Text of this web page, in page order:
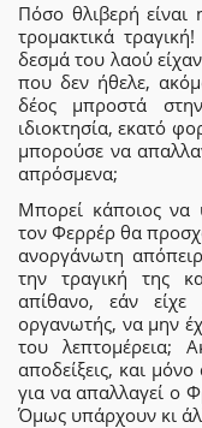
Πόσο θλιβερή
τρομακτικά
δεσμά του λαού
που δεν ήθελε,
δέος μπροστά
ιδιοκτησία, εκατό
μπορούσε να
απρόσμενα;
Μπορεί κάποιος να
τον Φερρέρ θα
ανοργάνωτη
την τραγική της
απίθανο, εάν είχε
οργανωτής, να μην
του λεπτομέρεια;
αποδείξεις, και
για να απαλλαγεί ο
Όμως υπάρχουν κι